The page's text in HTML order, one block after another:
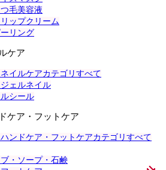
毛美容液
ップクリーム
リング
ケア
イルケアカテゴリすべて
ェルネイル
シール
ケア・フットケア
ンドケア・フットケアカテゴリすべて
・ソープ・石鹸